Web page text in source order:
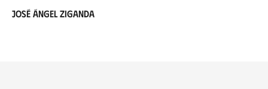
José Ángel Ziganda